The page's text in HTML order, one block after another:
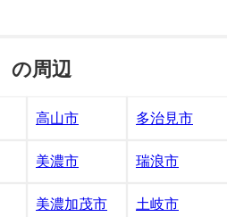
の周辺
高山市 多治見市
美濃市 瑞浪市
美濃加茂市 土岐市